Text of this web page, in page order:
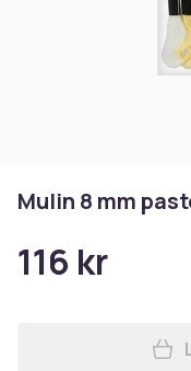
Mulin 8 mm
116 kr